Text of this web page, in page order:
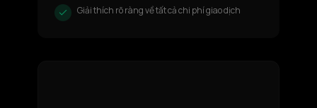
Giải thích rõ ràng về tất cả chi phí giao dịch